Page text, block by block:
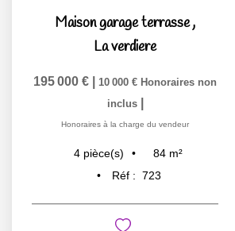
Maison garage terrasse,
La verdiere
195 000 € 10 000 € Honoraires non
inclus
Honoraires à la charge du vendeur
4 pièce(s) 84 m²
Réf : 723